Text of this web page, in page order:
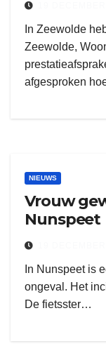
In Zeewolde
Zeewolde,
afgesproken
NIEUWS
Vrouw
Nunspeet
In Nunspeet is
ongeval. Het
De fietsster…